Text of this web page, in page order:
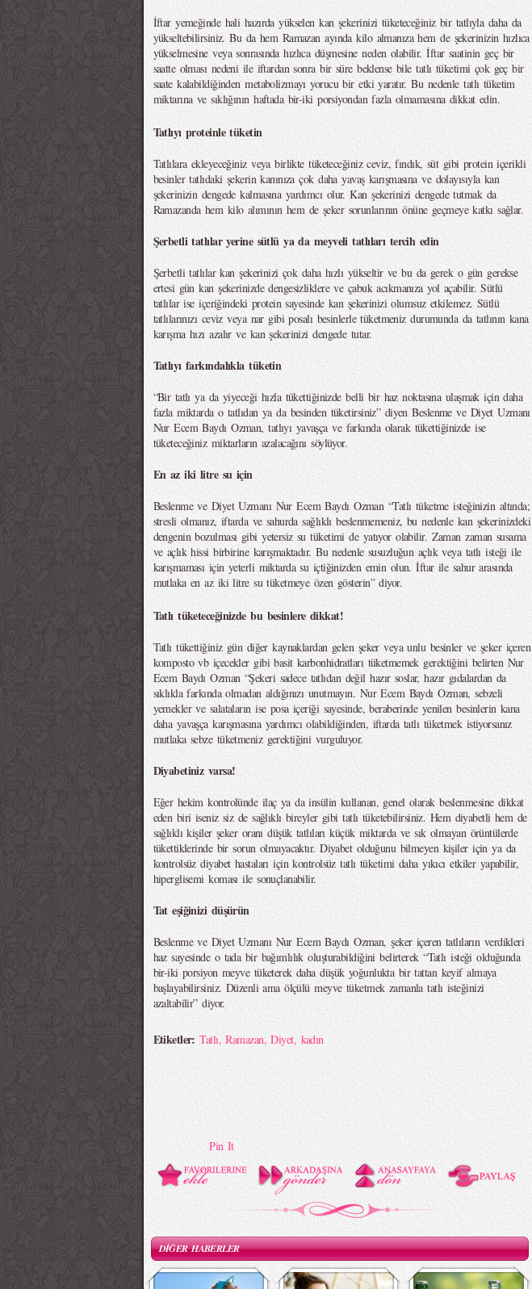
İftar yemeğinde hali hazırda yükselen kan şekerinizi tüketeceğiniz bir tatlıyla daha da
yükseltebilirsiniz. Bu da hem Ramazan ayında kilo almanıza hem de şekerinizin hızlıca
yükselmesine veya sonrasında hızlıca düşmesine neden olabilir. İftar saatinin geç bir
saatte olması nedeni ile iftardan sonra bir süre beklense bile tatlı tüketimi çok geç bir
saate kalabildiğinden metabolizmayı yorucu bir etki yaratır. Bu nedenle tatlı tüketim
miktarına ve sıklığının haftada bir-iki porsiyondan fazla olmamasına dikkat edin.
Tatlıyı proteinle tüketin
Tatlılara ekleyeceğiniz veya birlikte tüketeceğiniz ceviz, fındık, süt gibi protein içerikli
besinler tatlıdaki şekerin kanınıza çok daha yavaş karışmasına ve dolayısıyla kan
şekerinizin dengede kalmasına yardımcı olur. Kan şekerinizi dengede tutmak da
Ramazanda hem kilo alımının hem de şeker sorunlarının önüne geçmeye katkı sağlar.
Şerbetli tatlılar yerine sütlü ya da meyveli tatlıları tercih edin
Şerbetli tatlılar kan şekerinizi çok daha hızlı yükseltir ve bu da gerek o gün gerekse
ertesi gün kan şekerinizde dengesizliklere ve çabuk acıkmanıza yol açabilir. Sütlü
tatlılar ise içeriğindeki protein sayesinde kan şekerinizi olumsuz etkilemez. Sütlü
tatlılarınızı ceviz veya nar gibi posalı besinlerle tüketmeniz durumunda da tatlının kana
karışma hızı azalır ve kan şekerinizi dengede tutar.
Tatlıyı farkındalıkla tüketin
“Bir tatlı ya da yiyeceği hızla tükettiğinizde belli bir haz noktasına ulaşmak için daha
fazla miktarda o tatlıdan ya da besinden tüketirsiniz” diyen Beslenme ve Diyet Uzmanı
Nur Ecem Baydı Ozman, tatlıyı yavaşça ve farkında olarak tükettiğinizde ise
tüketeceğiniz miktarların azalacağını söylüyor.
En az iki litre su için
Beslenme ve Diyet Uzmanı Nur Ecem Baydı Ozman “Tatlı tüketme isteğinizin altında;
stresli olmanız, iftarda ve sahurda sağlıklı beslenmemeniz, bu nedenle kan şekerinizdeki
dengenin bozulması gibi yetersiz su tüketimi de yatıyor olabilir. Zaman zaman susama
ve açlık hissi birbirine karışmaktadır. Bu nedenle susuzluğun açlık veya tatlı isteği ile
karışmaması için yeterli miktarda su içtiğinizden emin olun. İftar ile sahur arasında
mutlaka en az iki litre su tüketmeye özen gösterin” diyor.
Tatlı tüketeceğinizde bu besinlere dikkat!
Tatlı tükettiğiniz gün diğer kaynaklardan gelen şeker veya unlu besinler ve şeker içeren
komposto vb içecekler gibi basit karbonhidratları tüketmemek gerektiğini belirten Nur
Ecem Baydı Ozman “Şekeri sadece tatlıdan değil hazır soslar, hazır gıdalardan da
sıklıkla farkında olmadan aldığınızı unutmayın. Nur Ecem Baydı Ozman, sebzeli
yemekler ve salataların ise posa içeriği sayesinde, beraberinde yenilen besinlerin kana
daha yavaşça karışmasına yardımcı olabildiğinden, iftarda tatlı tüketmek istiyorsanız
mutlaka sebze tüketmeniz gerektiğini vurguluyor.
Diyabetiniz varsa!
Eğer hekim kontrolünde ilaç ya da insülin kullanan, genel olarak beslenmesine dikkat
eden biri iseniz siz de sağlıklı bireyler gibi tatlı tüketebilirsiniz. Hem diyabetli hem de
sağlıklı kişiler şeker oranı düşük tatlıları küçük miktarda ve sık olmayan örüntülerde
tükettiklerinde bir sorun olmayacaktır. Diyabet olduğunu bilmeyen kişiler için ya da
kontrolsüz diyabet hastaları için kontrolsüz tatlı tüketimi daha yıkıcı etkiler yapabilir,
hiperglisemi koması ile sonuçlanabilir.
Tat eşiğinizi düşürün
Beslenme ve Diyet Uzmanı Nur Ecem Baydı Ozman, şeker içeren tatlıların verdikleri
haz sayesinde o tada bir bağımlılık oluşturabildiğini belirterek “Tatlı isteği olduğunda
bir-iki porsiyon meyve tüketerek daha düşük yoğunlukta bir tattan keyif almaya
başlayabilirsiniz. Düzenli ama ölçülü meyve tüketmek zamanla tatlı isteğinizi
azaltabilir” diyor.
Etiketler:Tatlı,Ramazan,Diyet, kadın
Pin It
DİĞER HABERLER